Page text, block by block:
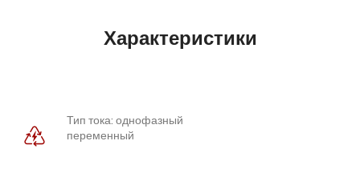
Характеристики
Тип тока: однофазный
переменный